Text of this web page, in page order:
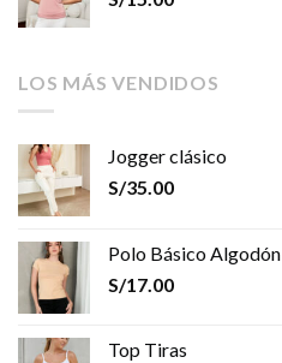
LOS MÁS VENDIDOS
Jogger clásico
S/35.00
Polo Básico Algodón
S/17.00
Top Tiras